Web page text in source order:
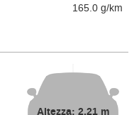
165.0 g/km
Altezza: 2,21 m